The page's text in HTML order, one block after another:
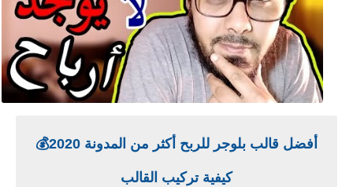
أفضل قالب بلوجر للربح أكثر من المدونة 2020💰
كيفية تركيب القالب